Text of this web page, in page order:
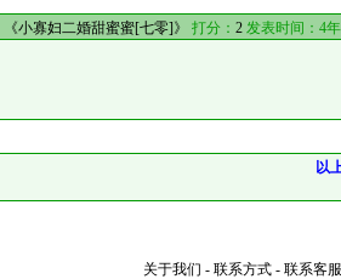
《小寡妇二婚甜蜜蜜[七零]》 打分： 2 发表时间：4
以
关于我们 - 联系方式 - 联系客服